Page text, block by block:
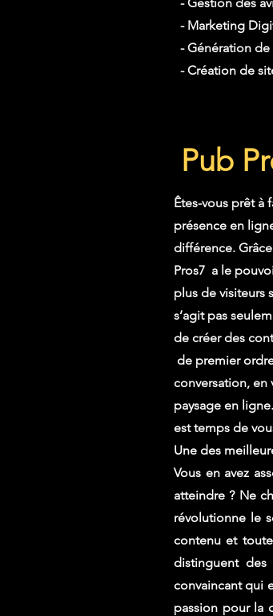
- Marketing
- Génération de
- Création de
Pub
Êtes-vous prêt à
présence en
différence.
Pros7 a le
plus de visiteurs
s’agit pas
de créer des
de premier
conversation, en
paysage en
est temps de
Une des
Vous en avez
atteindre ? Ne
révolutionne le
contenu et
distinguent des
convaincant qui
passion pour la